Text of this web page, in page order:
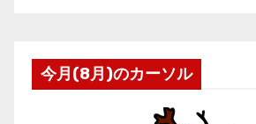
今月(8月)のカーソル